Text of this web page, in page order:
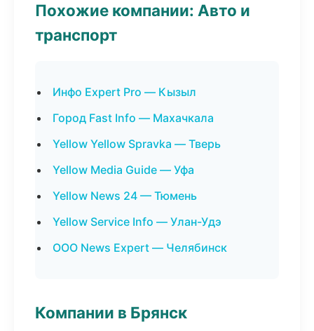
Похожие компании: Авто и
транспорт
Инфо Expert Pro — Кызыл
Город Fast Info — Махачкала
Yellow Yellow Spravka — Тверь
Yellow Media Guide — Уфа
Yellow News 24 — Тюмень
Yellow Service Info — Улан-Удэ
ООО News Expert — Челябинск
Компании в Брянск